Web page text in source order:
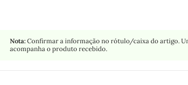
Nota:Confirmar a informação no rótulo/caixa do artigo.
acompanha o produto recebido.